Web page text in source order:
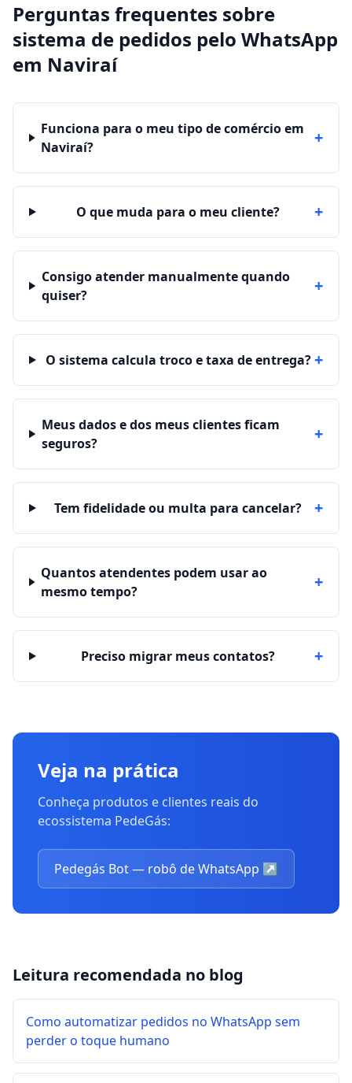
Perguntas frequentes sobre
sistema de pedidos pelo WhatsApp
em Naviraí
Funciona para o meu tipo de comércio em
Naviraí?
+
O que muda para o meu cliente? +
Consigo atender manualmente quando
quiser?
+
O sistema calcula troco e taxa de entrega?+
Meus dados e dos meus clientes ficam
seguros?
+
Tem fidelidade ou multa para cancelar? +
Quantos atendentes podem usar ao
mesmo tempo?
+
Preciso migrar meus contatos? +
Veja na prática
Conheça produtos e clientes reais do
ecossistema PedeGás:
Pedegás Bot — robô de WhatsApp ↗
Leitura recomendada no blog
Como automatizar pedidos no WhatsApp sem
perder o toque humano